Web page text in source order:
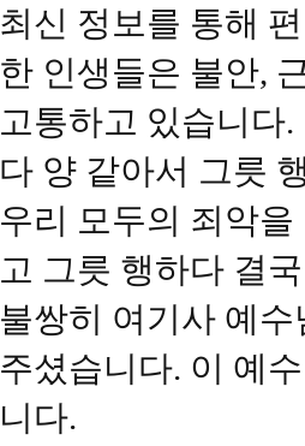
최신 정보를 통해
한 인생들은 불안,
고통하고 있습니다
다 양 같아서 그릇
우리 모두의 죄악
고 그릇 행하다 결
불쌍히 여기사 예
주셨습니다. 이 예
니다.